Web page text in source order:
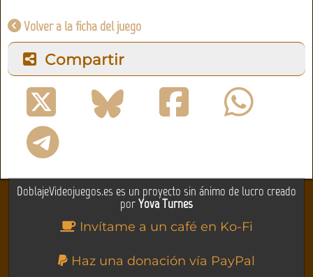
Volver a la ficha del juego
Compartir
DoblajeVideojuegos.es es un proyecto sin ánimo de lucro creado
porYova Turnes
Invítame a un café en Ko-Fi
Haz una donación vía PayPal